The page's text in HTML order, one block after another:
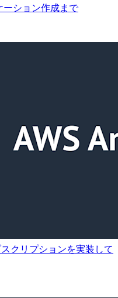
ション作成まで
クリプションを実装して